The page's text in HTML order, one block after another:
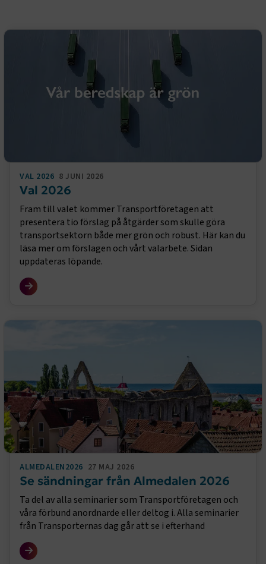
VAL 2026 8 JUNI 2026
Val 2026
Fram till valet kommer Transportföretagen att
presentera tio förslag på åtgärder som skulle göra
transportsektorn både mer grön och robust. Här kan du
läsa mer om förslagen och vårt valarbete. Sidan
uppdateras löpande.
ALMEDALEN2026 27 MAJ 2026
Se sändningar från Almedalen 2026
Ta del av alla seminarier som Transportföretagen och
våra förbund anordnarde eller deltog i. Alla seminarier
från Transporternas dag går att se i efterhand